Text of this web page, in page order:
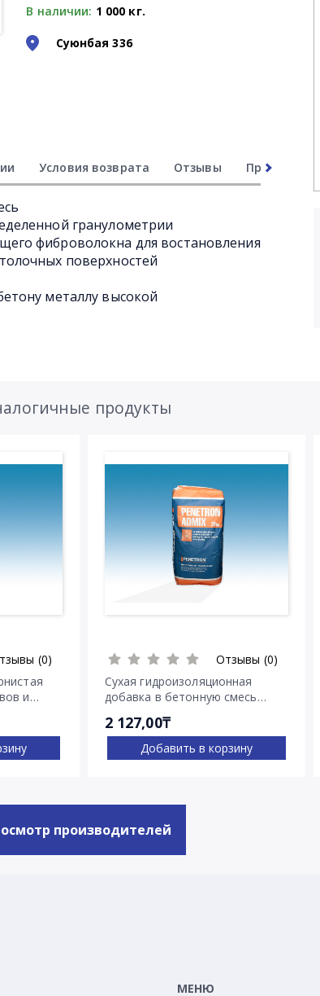
В наличии: 1 000 кг.
Суюнбая 336
Условия возврата Отзывы Прочее
гранулометрии
фиброволокна для востановления
поверхностей
металлу высокой
продукты
(0)
и
Отзывы (0)
Сухая гидроизоляционная
добавка в бетонную смесь
2 127,00₸
Добавить в корзину
производителей
МЕНЮ